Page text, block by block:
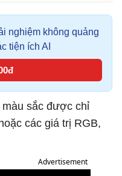
nghiệm không quảng
tiện ích AI
sắc được chỉ
các giá trị RGB,
Advertisement